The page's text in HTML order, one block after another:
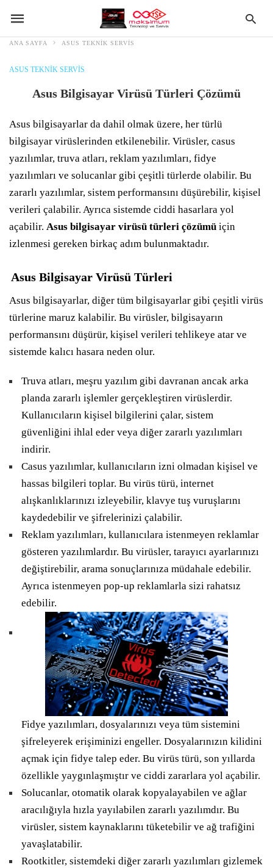
ANA SAYFA ASUS TEKNIK SERVIS
ASUS TEKNIK SERVIS
Asus Bilgisayar Virüsü Türleri Çözümü
Asus bilgisayarlar da dahil olmak üzere, her türlü
bilgisayar virüslerinden etkilenebilir. Virüsler, casus
yazılımlar, truva atları, reklam yazılımları, fidye
yazılımları ve solucanlar gibi çeşitli türlerde olabilir. Bu
zararlı yazılımlar, sistem performansını düşürebilir, kişisel
verileri çalabilir. Ayrıca sistemde ciddi hasarlara yol
açabilir. Asus bilgisayar virüsü türleri çözümü için
izlenmesi gereken birkaç adım bulunmaktadır.
Asus Bilgisayar Virüsü Türleri
Asus bilgisayarlar, diğer tüm bilgisayarlar gibi çeşitli virüs
türlerine maruz kalabilir. Bu virüsler, bilgisayarın
performansını düşürür, kişisel verileri tehlikeye atar ve
sistemde kalıcı hasara neden olur.
Truva atları, meşru yazılım gibi davranan ancak arka
planda zararlı işlemler gerçekleştiren virüslerdir.
Kullanıcıların kişisel bilgilerini çalar, sistem
güvenliğini ihlal eder veya diğer zararlı yazılımları
indirir.
Casus yazılımlar, kullanıcıların izni olmadan kişisel ve
hassas bilgileri toplar. Bu virüs türü, internet
alışkanlıklarınızı izleyebilir, klavye tuş vuruşlarını
kaydedebilir ve şifrelerinizi çalabilir.
Reklam yazılımları, kullanıcılara istenmeyen reklamlar
gösteren yazılımlardır. Bu virüsler, tarayıcı ayarlarınızı
değiştirebilir, arama sonuçlarınıza müdahale edebilir.
Ayrıca istenmeyen pop-up reklamlarla sizi rahatsız
edebilir.
Fidye yazılımları, dosyalarınızı veya tüm sistemini
şifreleyerek erişiminizi engeller. Dosyalarınızın kilidini
açmak için fidye talep eder. Bu virüs türü, son yıllarda
özellikle yaygınlaşmıştır ve ciddi zararlara yol açabilir.
Solucanlar, otomatik olarak kopyalayabilen ve ağlar
aracılığıyla hızla yayılabilen zararlı yazılımdır. Bu
virüsler, sistem kaynaklarını tüketebilir ve ağ trafiğini
yavaşlatabilir.
Rootkitler, sistemdeki diğer zararlı yazılımları gizlemek